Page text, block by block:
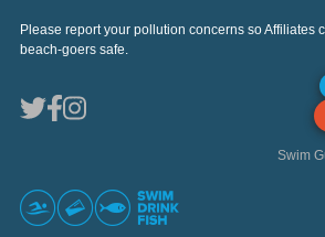
Please report your pollution concerns so Affiliates
beach-goers safe.
Swim